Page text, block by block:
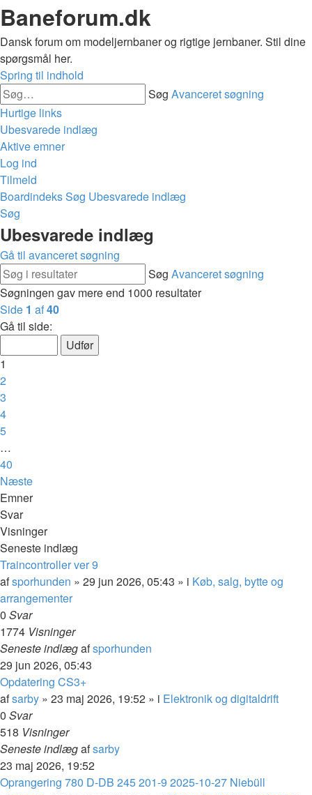
Baneforum.dk
Dansk forum om modeljernbaner og rigtige jernbaner. Stil dine
spørgsmål her.
Spring til indhold
Søg Avanceret søgning
Hurtige links
Ubesvarede indlæg
Aktive emner
Log ind
Tilmeld
BoardindeksSøg Ubesvarede indlæg
Søg
Ubesvarede indlæg
Gå til avanceret søgning
Søg Avanceret søgning
Søgningen gav mere end 1000 resultater
Side 1 af40
Gå til side:
1
2
3
4
5
…
40
Næste
Emner
Svar
Visninger
Seneste indlæg
Traincontroller ver 9
afsporhunden » 29 jun 2026, 05:43 » i Køb, salg, bytte og
arrangementer
0 Svar
1774 Visninger
Seneste indlægafsporhunden
29 jun 2026, 05:43
Opdatering CS3+
afsarby » 23 maj 2026, 19:52 » i Elektronik og digitaldrift
0 Svar
518 Visninger
Seneste indlægafsarby
23 maj 2026, 19:52
Oprangering 780 D-DB 245 201-9 2025-10-27 Niebüll